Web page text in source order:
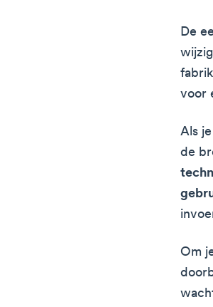
De
voor
Als
de
Om